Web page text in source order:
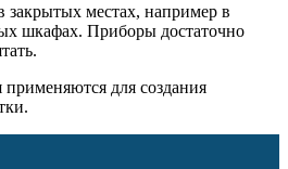
закрытых местах, например в
шкафах. Приборы достаточно
для создания